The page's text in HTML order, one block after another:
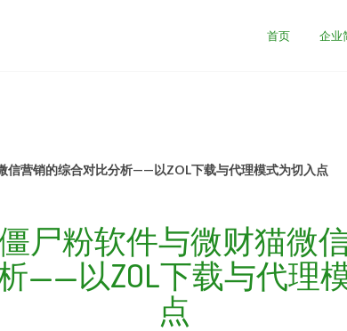
首页 企业
信营销的综合对比分析——以ZOL下载与代理模式为切入点
尸粉软件与微财猫微
——以ZOL下载与代理
点